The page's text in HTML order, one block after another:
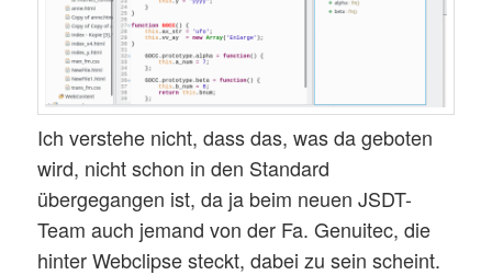
Ich verstehe nicht, dass das, was da geboten
wird, nicht schon in den Standard
übergegangen ist, da ja beim neuen JSDT-
Team auch jemand von der Fa. Genuitec, die
hinter Webclipse steckt, dabei zu sein scheint.